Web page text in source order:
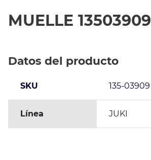
MUELLE 13503909
Datos del producto
SKU 135-03909
Línea JUKI